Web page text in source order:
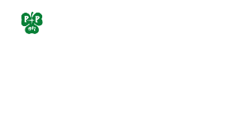
Siirry
sivun
Porin Pyrintö ry